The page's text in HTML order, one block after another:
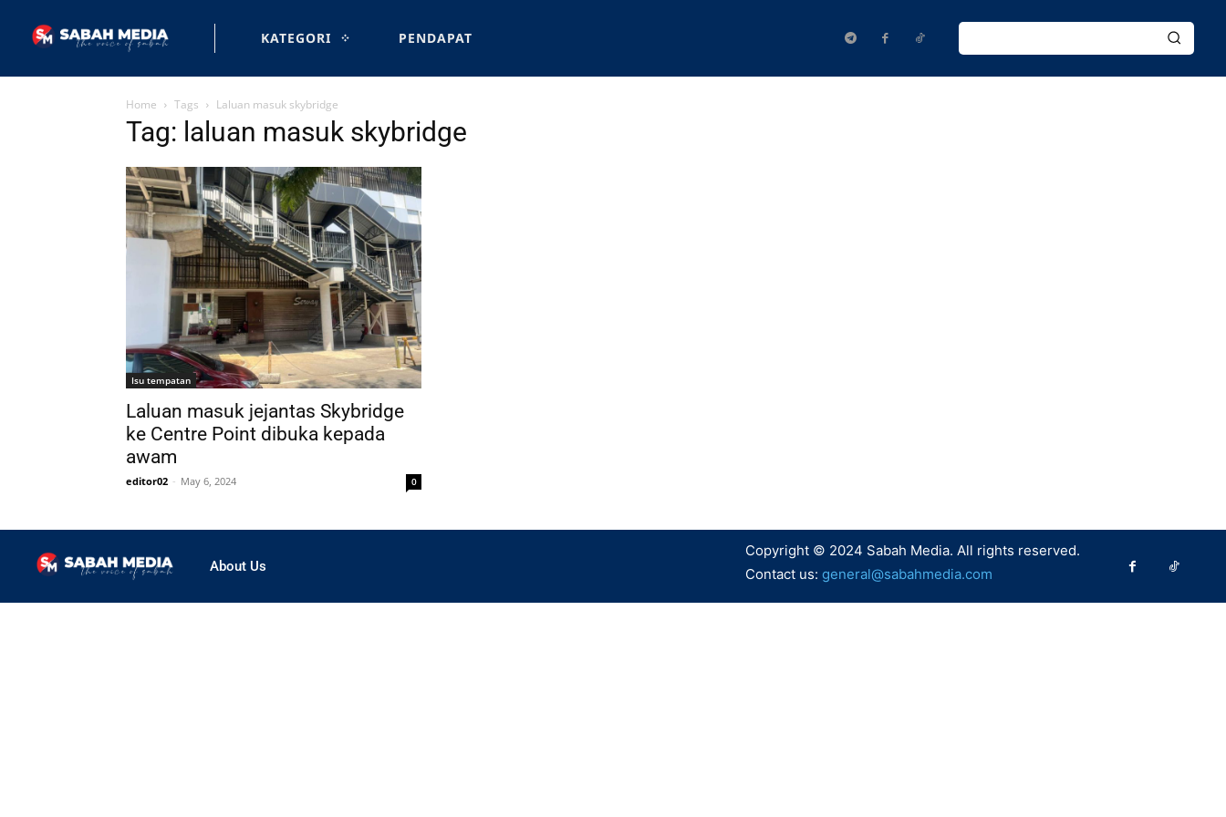
KATEGORI PENDAPAT
Home Tags Laluan masuk skybridge
Tag: laluan masuk skybridge
Isu tempatan
Laluan masuk jejantas Skybridge
ke Centre Point dibuka kepada
awam
editor02 - May 6, 2024 0
About Us
Copyright © 2024 Sabah Media. All rights reserved.
Contact us: general@sabahmedia.com